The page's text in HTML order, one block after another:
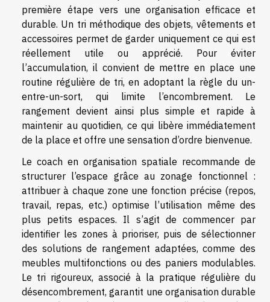
première étape vers une organisation efficace et
durable. Un tri méthodique des objets, vêtements et
accessoires permet de garder uniquement ce qui est
réellement utile ou apprécié. Pour éviter
l’accumulation, il convient de mettre en place une
routine régulière de tri, en adoptant la règle du un-
entre-un-sort, qui limite l’encombrement. Le
rangement devient ainsi plus simple et rapide à
maintenir au quotidien, ce qui libère immédiatement
de la place et offre une sensation d’ordre bienvenue.
Le coach en organisation spatiale recommande de
structurer l’espace grâce au zonage fonctionnel :
attribuer à chaque zone une fonction précise (repos,
travail, repas, etc.) optimise l’utilisation même des
plus petits espaces. Il s’agit de commencer par
identifier les zones à prioriser, puis de sélectionner
des solutions de rangement adaptées, comme des
meubles multifonctions ou des paniers modulables.
Le tri rigoureux, associé à la pratique régulière du
désencombrement, garantit une organisation durable